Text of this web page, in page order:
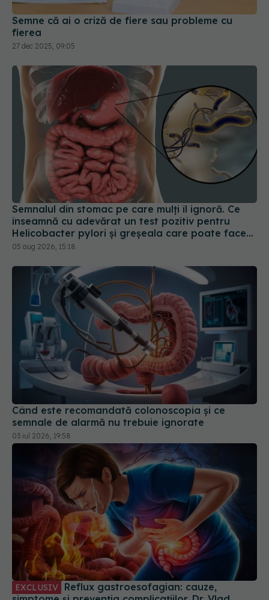
Semnalul din stomac pe care mulți îl ignoră. Ce
înseamnă cu adevărat un test pozitiv pentru
Helicobacter pylori și greșeala care poate face
tratamentul mult mai dificil
05 aug 2026, 15:18
Când este recomandată colonoscopia și ce
semnale de alarmă nu trebuie ignorate
03 iul 2026, 19:58
EXCLUSIV Reflux gastroesofagian: cauze,
simptome și prevenția complicațiilor. Dr. Vlad
Simion (SANADOR): Poate apărea cancerul
26 ian 2026, 21:49